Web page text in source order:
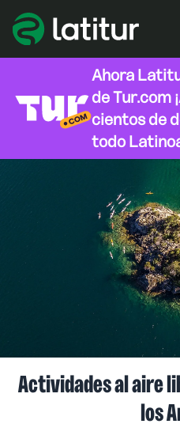
Ahora
deTur.com
cientos de
todo
Actividades al aire
los